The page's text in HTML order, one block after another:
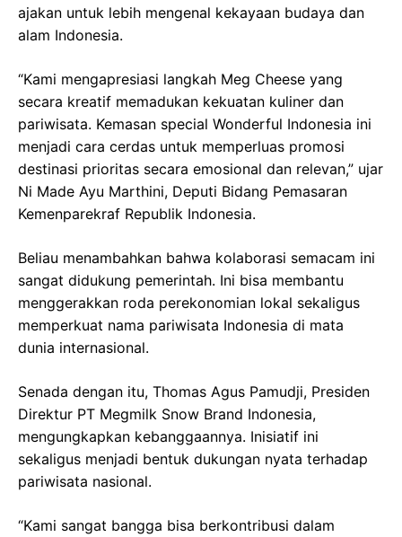
ajakan untuk lebih mengenal kekayaan budaya dan
alam Indonesia.
“Kami mengapresiasi langkah Meg Cheese yang
secara kreatif memadukan kekuatan kuliner dan
pariwisata. Kemasan special Wonderful Indonesia ini
menjadi cara cerdas untuk memperluas promosi
destinasi prioritas secara emosional dan relevan,” ujar
Ni Made Ayu Marthini, Deputi Bidang Pemasaran
Kemenparekraf Republik Indonesia.
Beliau menambahkan bahwa kolaborasi semacam ini
sangat didukung pemerintah. Ini bisa membantu
menggerakkan roda perekonomian lokal sekaligus
memperkuat nama pariwisata Indonesia di mata
dunia internasional.
Senada dengan itu, Thomas Agus Pamudji, Presiden
Direktur PT Megmilk Snow Brand Indonesia,
mengungkapkan kebanggaannya. Inisiatif ini
sekaligus menjadi bentuk dukungan nyata terhadap
pariwisata nasional.
“Kami sangat bangga bisa berkontribusi dalam